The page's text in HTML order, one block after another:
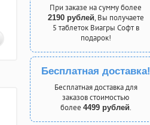
При заказе на сумму более
2190 рублей, Вы получаете
5 таблеток Виагры Софт в
подарок!
Бесплатная доставка!
Бесплатная доставка для
заказов стоимостью
более 4499 рублей.